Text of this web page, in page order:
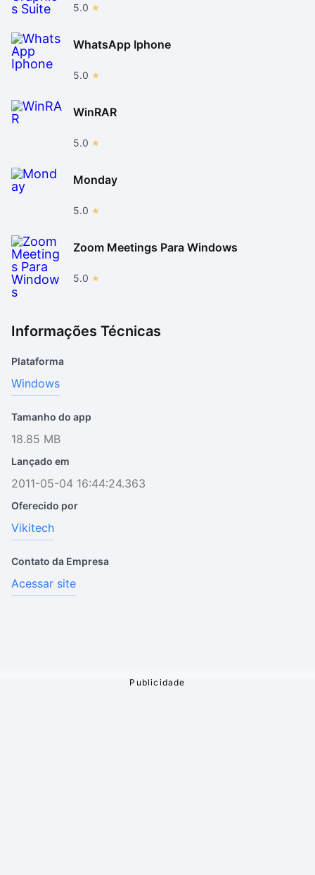
5.0
WhatsApp Iphone
5.0
WinRAR
5.0
Monday
5.0
Zoom Meetings Para Windows
5.0
Informações Técnicas
Plataforma
Windows
Tamanho do app
18.85 MB
Lançado em
2011-05-04 16:44:24.363
Oferecido por
Vikitech
Contato da Empresa
Acessar site